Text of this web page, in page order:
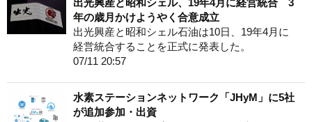
出光興産と昭和シェル、19年4月に経営統合 3
年の歳月かけようやく合意成立
出光興産と昭和シェル石油は10日、19年4月に
経営統合することを正式に発表した。
07/11 20:57
水素ステーションネットワーク「JHyM」に5社
が追加参加・出資